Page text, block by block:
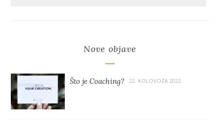
Nove objave
Što je Coaching? 22. KOLOVOZA 2022.